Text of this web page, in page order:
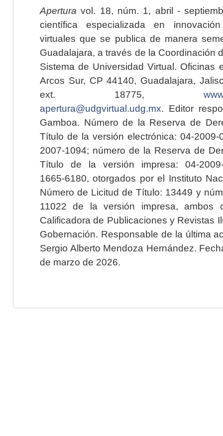
Apertura vol. 18, núm. 1, abril -
científica especializada en
virtuales que se publica de manera
Guadalajara, a través de la Coordinación
Sistema de Universidad Virtual. Oficinas
Arcos Sur, CP 44140, Guadalajara,
ext. 18775,
apertura@udgvirtual.udg.mx. Editor
Gamboa. Número de la Reserva de
Título de la versión electrónica: 04-2009-
2007-1094; número de la Reserva de
Título de la versión impresa: 04-2009-
1665-6180, otorgados por el Instituto
Número de Licitud de Título: 13449 y
11022 de la versión impresa, ambos
Calificadora de Publicaciones y Revistas
Gobernación. Responsable de la última
Sergio Alberto Mendoza Hernández.
de marzo de 2026.